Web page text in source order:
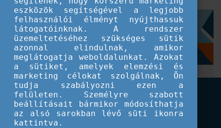
Címkék
Gyakori kérdések
CEEPUS
Hálózati pályázat és koordináció intézményeknek
eszközök segítségével a legjobb
felhasználói élményt nyújthassuk
látogatóinknak. A rendszer
üzemeltetéséhez szükséges sütik
azonnal elindulnak, amikor
meglátogatja weboldalunkat. Azokat
a sütiket, amelyek elemzési és
marketing célokat szolgálnak, Ön
tudja szabályozni ezen a
felületen. Személyre szabott
beállításait bármikor módosíthatja
az alsó sarokban lévő süti ikonra
kattintva.